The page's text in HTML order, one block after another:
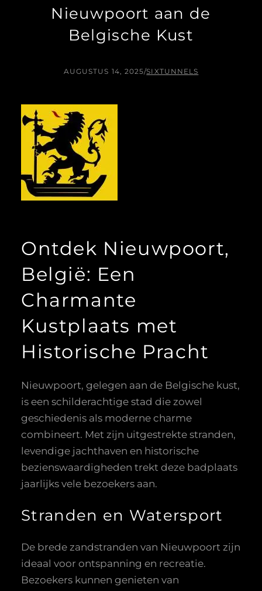
Nieuwpoort aan de
Belgische Kust
AUGUSTUS 14, 2025/SIXTUNNELS
Ontdek Nieuwpoort,
België: Een
Charmante
Kustplaats met
Historische Pracht
Nieuwpoort, gelegen aan de Belgische kust,
is een schilderachtige stad die zowel
geschiedenis als moderne charme
combineert. Met zijn uitgestrekte stranden,
levendige jachthaven en historische
bezienswaardigheden trekt deze badplaats
jaarlijks vele bezoekers aan.
Stranden en Watersport
De brede zandstranden van Nieuwpoort zijn
ideaal voor ontspanning en recreatie.
Bezoekers kunnen genieten van